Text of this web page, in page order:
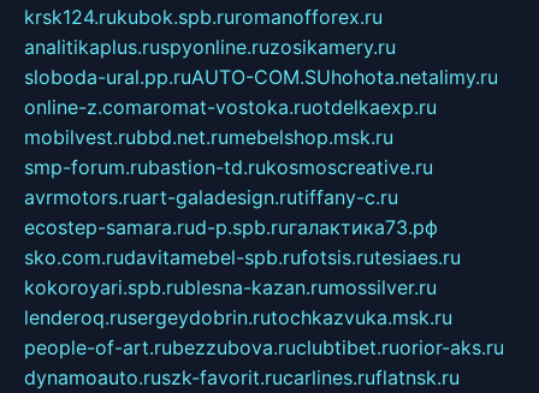
krsk124.rukubok.spb.ruromanofforex.ru
analitikaplus.ruspyonline.ruzosikamery.ru
sloboda-ural.pp.ruAUTO-COM.SUhohota.netalimy.ru
online-z.comaromat-vostoka.ruotdelkaexp.ru
mobilvest.rubbd.net.rumebelshop.msk.ru
smp-forum.rubastion-td.rukosmoscreative.ru
avrmotors.ruart-galadesign.rutiffany-c.ru
ecostep-samara.rud-p.spb.ruгалактика73.рф
sko.com.rudavitamebel-spb.rufotsis.rutesiaes.ru
kokoroyari.spb.rublesna-kazan.rumossilver.ru
lenderoq.rusergeydobrin.rutochkazvuka.msk.ru
people-of-art.rubezzubova.ruclubtibet.ruorior-aks.ru
dynamoauto.ruszk-favorit.rucarlines.ruflatnsk.ru